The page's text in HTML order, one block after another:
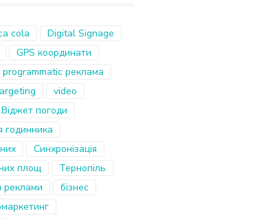
cola
Digital Signage
GPS координати
programmatic реклама
video
Віджет погоди
годинника
Синхронізація
площ
Тернопіль
реклами
бізнес